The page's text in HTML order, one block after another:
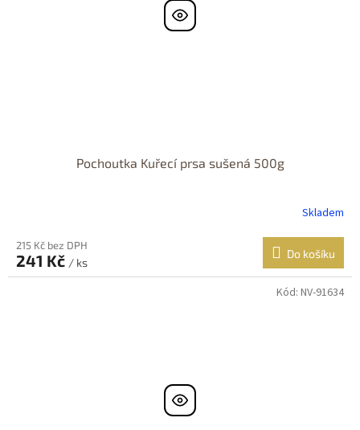
Pochoutka Kuřecí prsa sušená 500g
Skladem
215 Kč bez DPH
241 Kč / ks
Do košíku
Kód: NV-91634